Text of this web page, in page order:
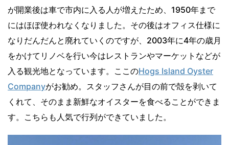
が開業後は車で市内に入る人が増えたため、1950年まで
にはほぼ使われなくなりました。その後はオフィス仕様に
なりだんだんと廃れていくのですが、2003年に4年の歳月
をかけてリノベを行い今はレストランやマーケットなどが
入る観光地となっています。ここのHogs Island Oyster
Companyがお勧め。スタッフさんが目の前で殻を剥いて
くれて、そのまま新鮮なオイスターを食べることができま
す。こちらも人気で行列ができていました。